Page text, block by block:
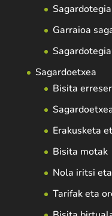
Garraioa
Sagardoetxea
Bisita
Erakusketa
Bisita motak
Nola iritsi
Tarifak eta